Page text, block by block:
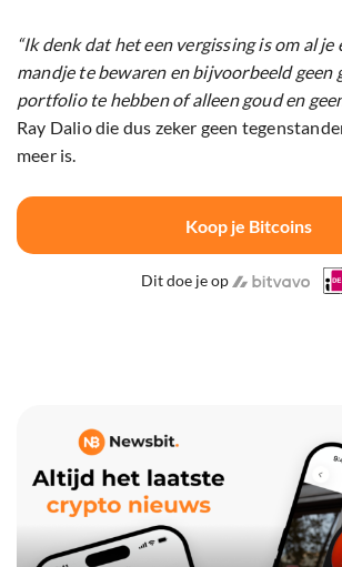
“Ik denk dat het een vergissing is om al je
mandje te bewaren en bijvoorbeeld geen
portfolio te hebben of alleen goud en
Ray Dalio die dus zeker geen
meer is.
Koop je Bitcoins
Dit doe je op